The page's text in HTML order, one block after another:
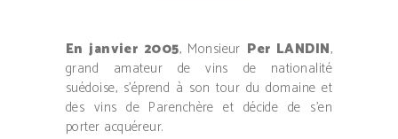
En janvier 2005, Monsieur Per LANDIN,
grand amateur de vins de nationalité
suédoise, s’éprend à son tour du domaine et
des vins de Parenchère et décide de s’en
porter acquéreur.